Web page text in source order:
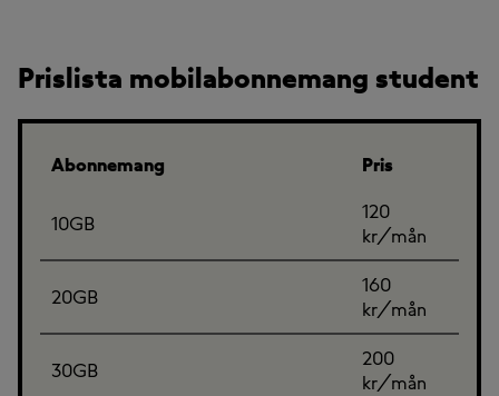
Prislista mobilabonnemang student
Abonnemang Pris
10GB
120
kr/mån
20GB
160
kr/mån
30GB
200
kr/mån